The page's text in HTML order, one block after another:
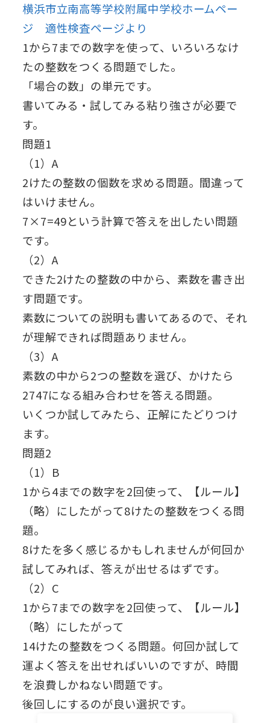
横浜市立南高等学校附属中学校ホームペー
ジ 適性検査ページより
1から7までの数字を使って、いろいろなけ
たの整数をつくる問題でした。
「場合の数」の単元です。
書いてみる・試してみる粘り強さが必要で
す。
問題1
（1）A
2けたの整数の個数を求める問題。間違って
はいけません。
7×7=49という計算で答えを出したい問題
です。
（2）A
できた2けたの整数の中から、素数を書き出
す問題です。
素数についての説明も書いてあるので、それ
が理解できれば問題ありません。
（3）A
素数の中から2つの整数を選び、かけたら
2747になる組み合わせを答える問題。
いくつか試してみたら、正解にたどりつけ
ます。
問題2
（1）B
1から4までの数字を2回使って、【ルール】
（略）にしたがって8けたの整数をつくる問
題。
8けたを多く感じるかもしれませんが何回か
試してみれば、答えが出せるはずです。
（2）C
1から7までの数字を2回使って、【ルール】
（略）にしたがって
14けたの整数をつくる問題。何回か試して
運よく答えを出せればいいのですが、時間
を浪費しかねない問題です。
後回しにするのが良い選択です。